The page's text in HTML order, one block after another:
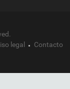
legal Contacto